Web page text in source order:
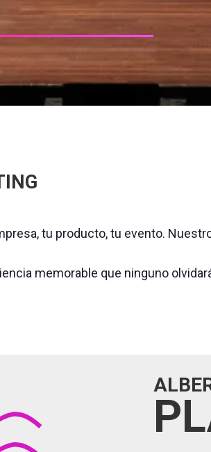
tu producto, tu evento.
memorable que ninguno